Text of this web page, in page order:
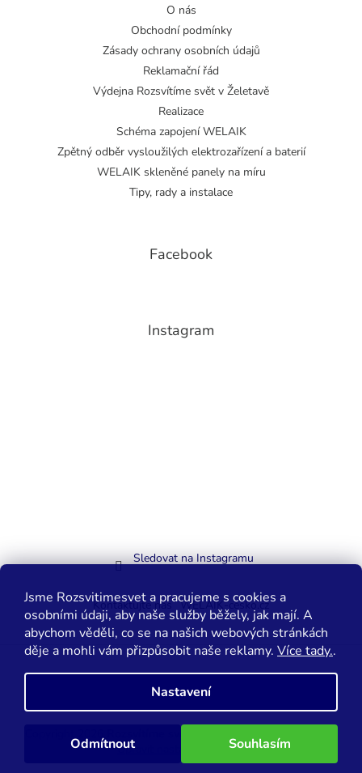
Jsme Rozsvitimesvet a pracujeme s cookies a
osobními údaji, aby naše služby běžely, jak mají. A
abychom věděli, co se na našich webových stránkách
děje a mohli vám přizpůsobit naše reklamy. Více tady..
Nastavení
Odmítnout Souhlasím
O nás
Obchodní podmínky
Zásady ochrany osobních údajů
Reklamační řád
Výdejna Rozsvítíme svět v Želetavě
Realizace
Schéma zapojení WELAIK
Zpětný odběr vysloužilých elektrozařízení a baterií
WELAIK skleněné panely na míru
Tipy, rady a instalace
Facebook
Instagram
Sledovat na Instagramu
Kontaktujte nás WELAIK-cesko.cz
Vytvořil Shoptet
Upravit nastavení cookies